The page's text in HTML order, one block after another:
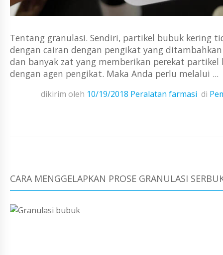
Tentang granulasi. Sendiri, partikel bubuk kering
dengan cairan dengan pengikat yang
dan banyak zat yang memberikan perekat
dengan agen pengikat. Maka Anda perlu melalui ...
dikirim oleh 10/19/2018 Peralatan farmasi di
CARA MENGGELAPKAN PROSE GRANULASI